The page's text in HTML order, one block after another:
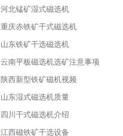
河北锰矿湿式磁选机
重庆赤铁矿干式磁选机
山东铁矿干选磁选机
云南平板磁选机选矿注意事项
陕西新型铁矿磁机视频
山东湿式磁选机质量
四川干式磁选机介绍
江西磁铁矿干选设备